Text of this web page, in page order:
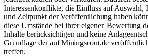
Interessenkonflikte, die Einfluss auf Auswahl,
und Zeitpunkt der Veröffentlichung haben
diese Umstände bei ihrer eigenen Bewertung
Inhalte berücksichtigen und keine
Grundlage der auf Miningscout.de
treffen.